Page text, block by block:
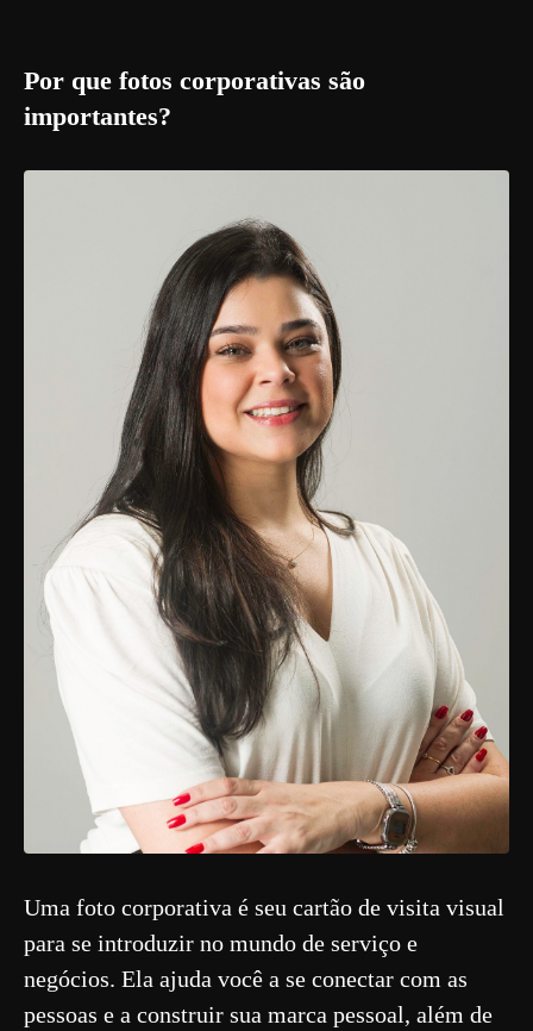
Por que fotos corporativas são
importantes?
Uma foto corporativa é seu cartão de visita visual
para se introduzir no mundo de serviço e
negócios. Ela ajuda você a se conectar com as
pessoas e a construir sua marca pessoal, além de